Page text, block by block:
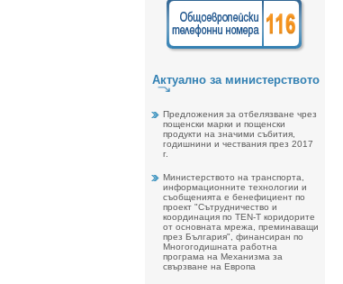
Актуално за министерството
Предложения за отбелязване чрез
пощенски марки и пощенски
продукти на значими събития,
годишнини и чествания през 2017
г.
Министерството на транспорта,
информационните технологии и
съобщенията е бенефициент по
проект "Сътрудничество и
координация по TEN-T коридорите
от основната мрежа, преминаващи
през България", финансиран по
Многогодишната работна
програма на Механизма за
свързване на Европа